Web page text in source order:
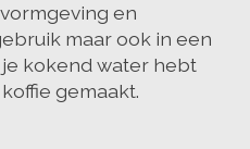
en
maar ook in een
kokend water hebt
gemaakt.